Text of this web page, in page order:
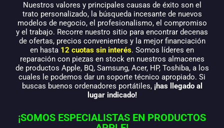
Nuestros valores y principales causas de éxito son el
trato personalizado, la búsqueda incesante de nuevos
modelos de negocio, el profesionalismo, el compromiso
y el trabajo. Recorre nuestro sitio para encontrar decenas
de ofertas, precios convenientes y la mejor financiación
en hasta 12 cuotas sin interés. Somos líderes en
reparación con piezas en stock en nuestros almacenes
de productos Apple, BQ, Samsung, Acer, HP, Toshiba, a los
cuales le podemos dar un soporte técnico apropiado. Si
buscas buenos ordenadores portátiles, ¡has llegado al
lugar indicado!
¡SOMOS ESPECIALISTAS EN PRODUCTOS